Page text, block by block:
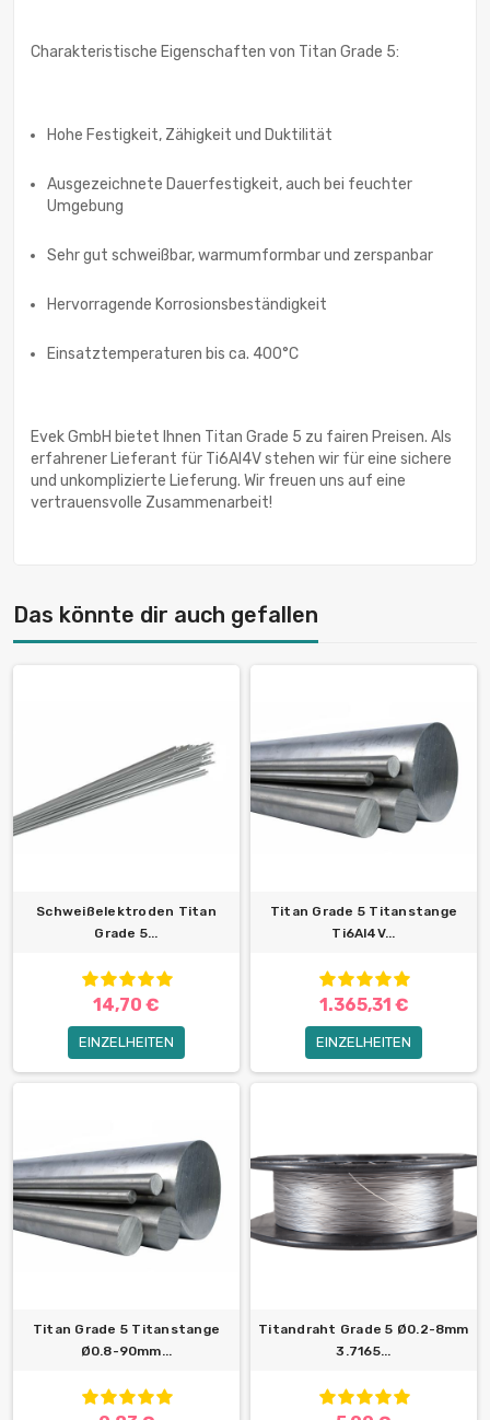
Charakteristische Eigenschaften von Titan Grade 5:
Hohe Festigkeit, Zähigkeit und Duktilität
Ausgezeichnete Dauerfestigkeit, auch bei feuchter
Umgebung
Sehr gut schweißbar, warmumformbar und zerspanbar
Hervorragende Korrosionsbeständigkeit
Einsatztemperaturen bis ca. 400°C
Evek GmbH bietet Ihnen Titan Grade 5 zu fairen Preisen. Als
erfahrener Lieferant für Ti6Al4V stehen wir für eine sichere
und unkomplizierte Lieferung. Wir freuen uns auf eine
vertrauensvolle Zusammenarbeit!
Das könnte dir auch gefallen
Schweißelektroden Titan
Grade 5...
14,70 €
EINZELHEITEN
Titan Grade 5 Titanstange
Ti6Al4V...
1.365,31 €
EINZELHEITEN
Titan Grade 5 Titanstange
Ø0.8-90mm...
Titandraht Grade 5 Ø0.2-8mm
3.7165...